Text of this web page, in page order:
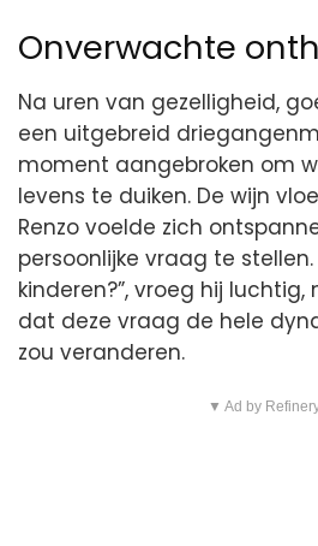
Onverwachte
Na uren van gezelligheid,
een uitgebreid
moment aangebroken om
levens te duiken. De wijn
Renzo voelde zich
persoonlijke vraag te stellen.
kinderen?”, vroeg hij
dat deze vraag de hele
zou veranderen.
▼ Ad by